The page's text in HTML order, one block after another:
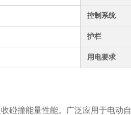
控制系统
护栏
用电要求
碰撞能量性能。广泛应用于电动